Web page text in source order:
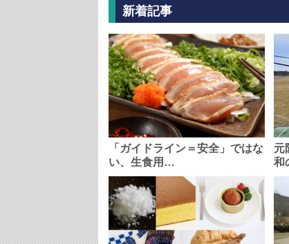
新着記事
「ガイドライン＝安全」ではな
い、生食用…
元
和